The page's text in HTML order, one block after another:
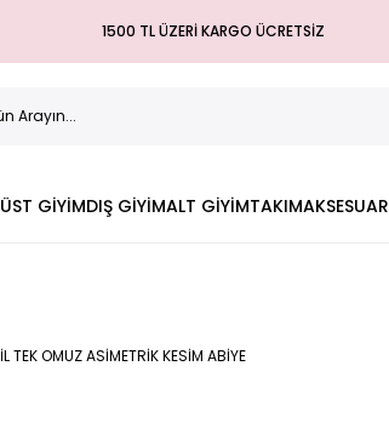
1500 TL ÜZERİ KARGO ÜCRETSİZ
ÜST GİYİMDIŞ GİYİMALT GİYİMTAKIMAKSESUAR